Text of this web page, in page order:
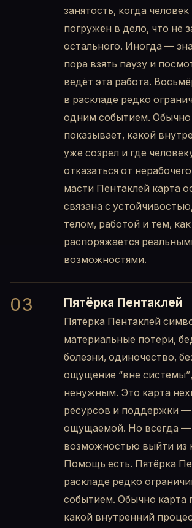
занятость, когда
погружён в дело, что не
остального. Иногда —
пора взять паузу и
ведёт эта работа.
в раскладе редко
одним событием. Обычно
показывает, какой
уже созрел и где
отказаться от
масти Пентаклей карта
связана с
телом, работой и тем,
распоряжается
возможностями.
03 Пятёрка Пентаклей
Пятёрка Пентаклей
материальные потери,
болезни, одиночество,
ощущение “вне
ненужным. Это карта
ресурсов и поддержки —
ощущаемой. Но всегда —
возможностью выйти из
Помощь есть. Пятёрка
раскладе редко
событием. Обычно карта
какой внутренний